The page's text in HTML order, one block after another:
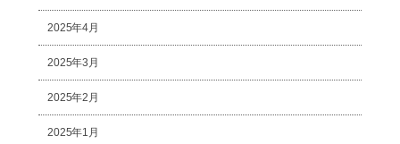
2025年4月
2025年3月
2025年2月
2025年1月